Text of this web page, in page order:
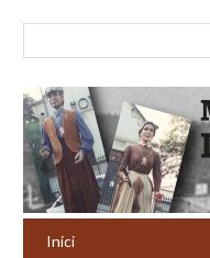
Inici